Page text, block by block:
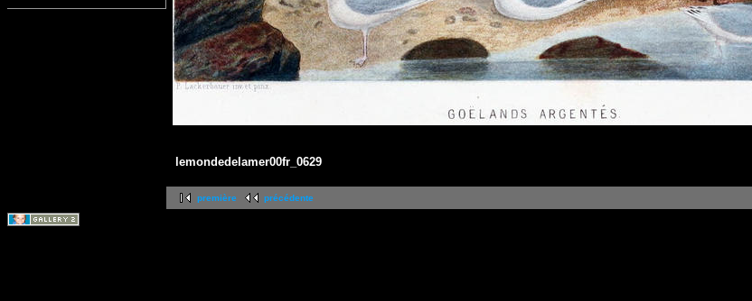
lemondedelamer00fr_0629
première précédente